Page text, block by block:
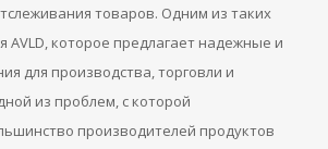
товаров. Одним из таких
AVLD, которое предлагает надежные и
для производства, торговли и
из проблем, с которой
производителей продуктов